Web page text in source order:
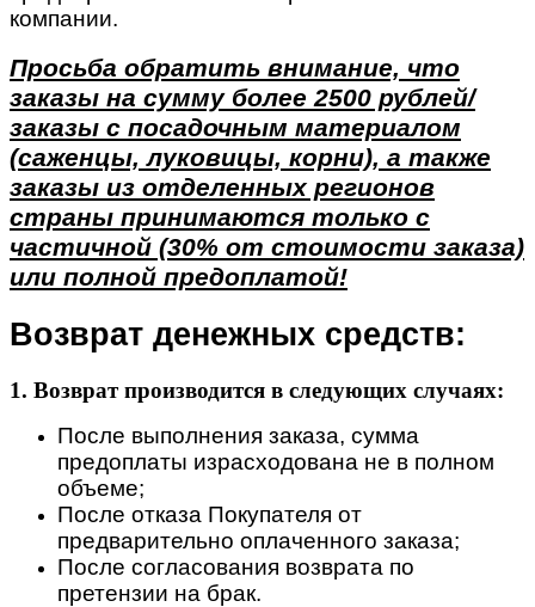
компании.
Просьба обратить внимание, что
заказы на сумму более 2500 рублей/
заказы с посадочным материалом
(саженцы, луковицы, корни), а также
заказы из отделенных регионов
страны принимаются только с
частичной (30% от стоимости заказа)
или полной предоплатой!
Возврат денежных средств:
1. Возврат производится в следующих случаях:
После выполнения заказа, сумма
предоплаты израсходована не в полном
объеме;
После отказа Покупателя от
предварительно оплаченного заказа;
После согласования возврата по
претензии на брак.